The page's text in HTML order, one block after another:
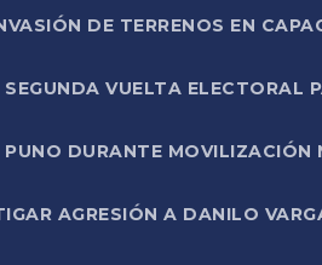
DE TERRENOS EN
VUELTA ELECTORAL
DURANTE MOVILIZACIÓN
AGRESIÓN A DANILO